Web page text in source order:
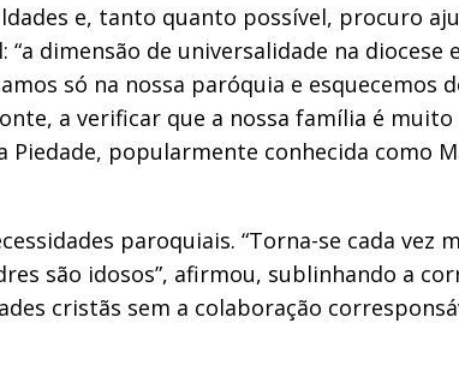
e, tanto quanto possível, procuro
dimensão de universalidade na diocese
só na nossa paróquia e esquecemos
a verificar que a nossa família é muito
Piedade, popularmente conhecida como
paroquiais. “Torna-se cada
são idosos”, afirmou, sublinhando a
cristãs sem a colaboração